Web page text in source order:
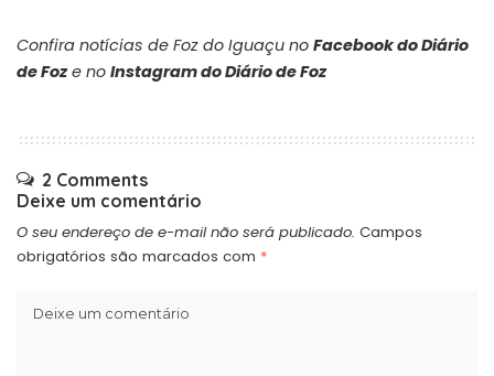
Confira notícias de Foz do Iguaçu no Facebook do Diário
de Foze no Instagram do Diário de Foz
2 Comments
Deixe um comentário
O seu endereço de e-mail não será publicado. Campos
obrigatórios são marcados com *